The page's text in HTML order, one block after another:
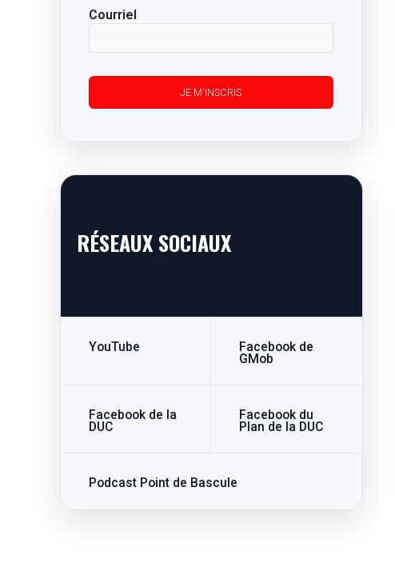
Courriel
RÉSEAUX SOCIAUX
YouTube Facebook de
GMob
Facebook de la
DUC
Facebook du
Plan de la DUC
Podcast Point de Bascule